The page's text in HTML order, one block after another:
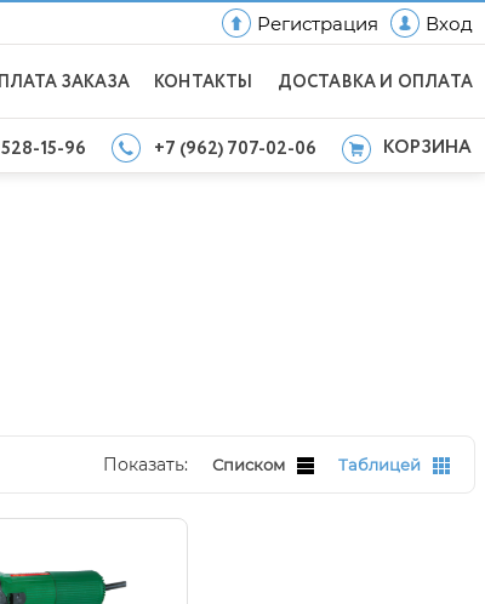
Регистрация Вход
ЗАКАЗА КОНТАКТЫ ДОСТАВКА И ОПЛАТА
15-96 +7 (962) 707-02-06 КОРЗИНА
Показать: Списком Таблицей